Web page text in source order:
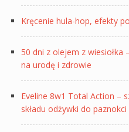
Kręcenie hula-hop, efekty
50 dni z olejem z wiesiołka
na urodę i zdrowie
Eveline 8w1 Total Action –
składu odżywki do paznokci